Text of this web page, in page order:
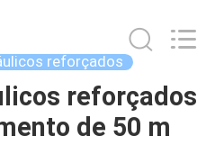
reforçados
reforçados
de 50 m